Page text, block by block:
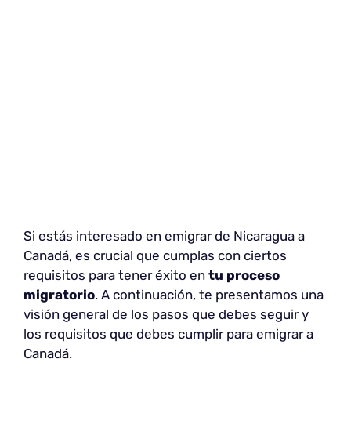
Si estás interesado en emigrar de Nicaragua a
Canadá, es crucial que cumplas con ciertos
requisitos para tener éxito en tu proceso
migratorio. A continuación, te presentamos una
visión general de los pasos que debes seguir y
los requisitos que debes cumplir para emigrar a
Canadá.